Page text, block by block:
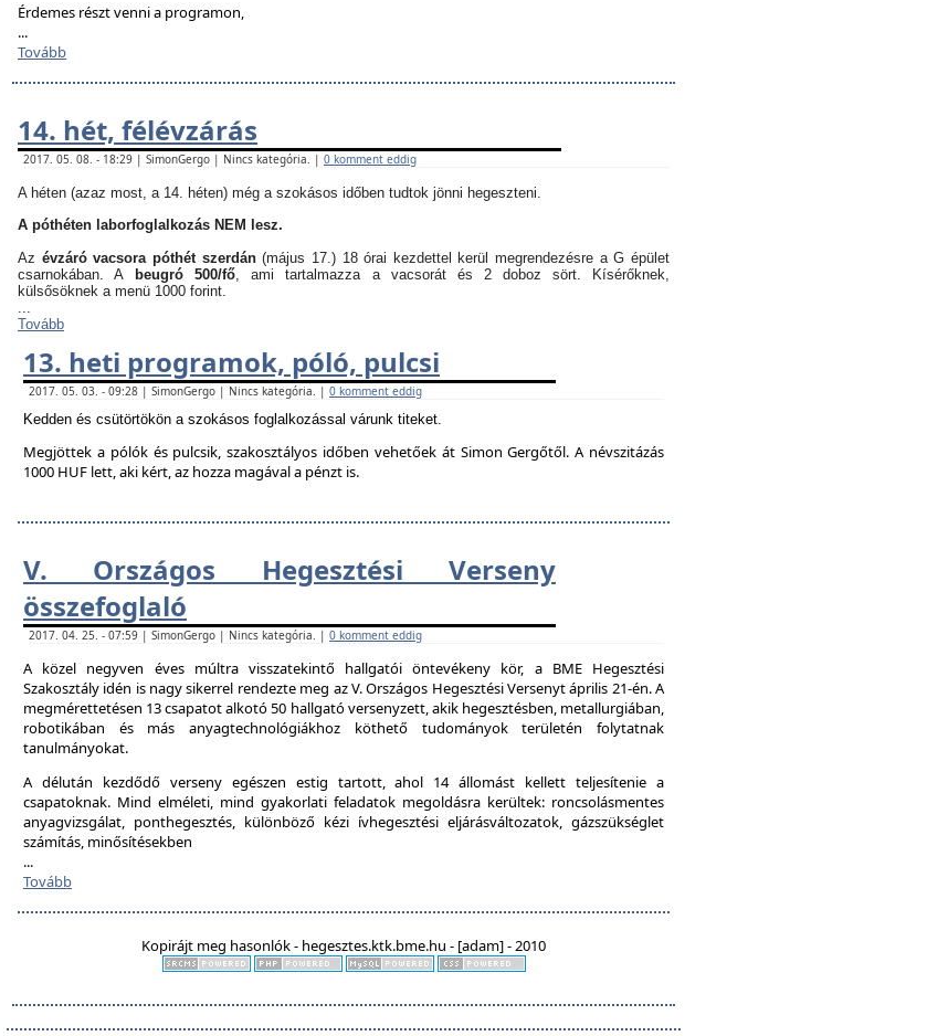
Érdemes részt venni a programon,
...
Tovább
14. hét, félévzárás
2017. 05. 08. - 18:29 | SimonGergo | Nincs kategória. | 0 komment eddig
A héten (azaz most, a 14. héten) még a szokásos időben tudtok jönni hegeszteni.
A póthéten laborfoglalkozás NEM lesz.
Az évzáró vacsora póthét szerdán(május 17.) 18 órai kezdettel kerül megrendezésre a G épület
csarnokában. A beugró 500/fő , ami tartalmazza a vacsorát és 2 doboz sört. Kísérőknek,
külsősöknek a menü 1000 forint.
Tovább
13. heti programok, póló, pulcsi
2017. 05. 03. - 09:28 | SimonGergo | Nincs kategória. | 0 komment eddig
Kedden és csütörtökön a szokásos foglalkozással várunk titeket.
Megjöttek a pólók és pulcsik, szakosztályos időben vehetőek át Simon Gergőtől. A névszitázás
1000 HUF lett, aki kért, az hozza magával a pénzt is.
V. Országos Hegesztési Verseny
összefoglaló
2017. 04. 25. - 07:59 | SimonGergo | Nincs kategória. | 0 komment eddig
A közel negyven éves múltra visszatekintő hallgatói öntevékeny kör, a BME Hegesztési
Szakosztály idén is nagy sikerrel rendezte meg az V. Országos Hegesztési Versenyt április 21-én. A
megmérettetésen 13 csapatot alkotó 50 hallgató versenyzett, akik hegesztésben, metallurgiában,
robotikában és más anyagtechnológiákhoz köthető tudományok területén folytatnak
tanulmányokat.
A délután kezdődő verseny egészen estig tartott, ahol 14 állomást kellett teljesítenie a
csapatoknak. Mind elméleti, mind gyakorlati feladatok megoldásra kerültek: roncsolásmentes
anyagvizsgálat, ponthegesztés, különböző kézi ívhegesztési eljárásváltozatok, gázszükséglet
számítás, minősítésekben
...
Tovább
Kopirájt meg hasonlók - hegesztes.ktk.bme.hu - [adam] - 2010